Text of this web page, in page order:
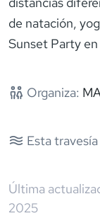
de natación,
Sunset Party
Organiza:
Esta
Última
2025